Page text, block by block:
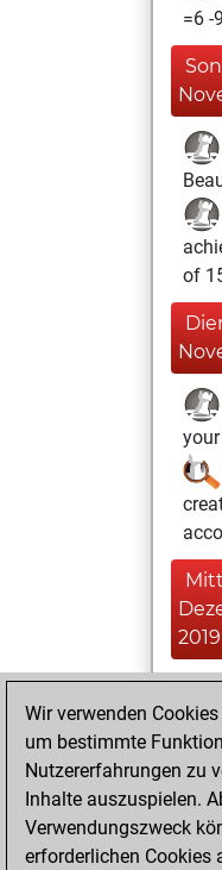
=6 -
of
2019
=0 -
Wir verwenden
um bestimmte
Nutzererfahrungen zu
Inhalte auszuspielen.
Verwendungszweck
erforderlichen Cookies